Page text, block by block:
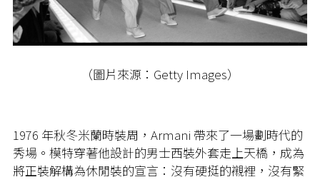
（圖片來源：Getty Images）
1976 年秋冬米蘭時裝周，Armani 帶來了一場劃時代的
秀場。模特穿著他設計的男士西裝外套走上天橋，成為
將正裝解構為休閒裝的宣言：沒有硬挺的襯裡，沒有緊